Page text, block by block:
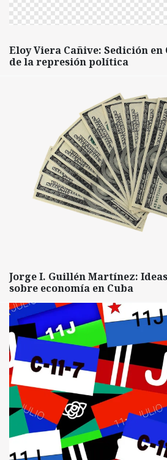
Eloy Viera Cañive: Sedición en
de la represión política
Jorge I. Guillén Martínez:
sobre economía en Cuba